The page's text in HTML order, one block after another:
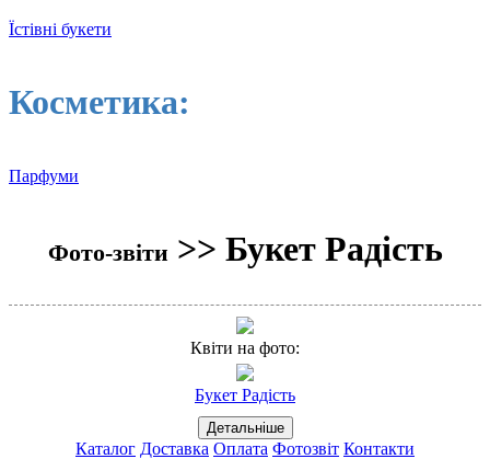
Їстівні букети
Косметика:
Парфуми
Фото-звіти >> Букет Радість
Квіти на фото:
Букет Радість
Каталог Доставка Оплата Фотозвіт Контакти